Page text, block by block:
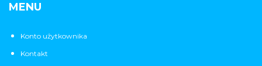
MENU
Konto użytkownika
Kontakt